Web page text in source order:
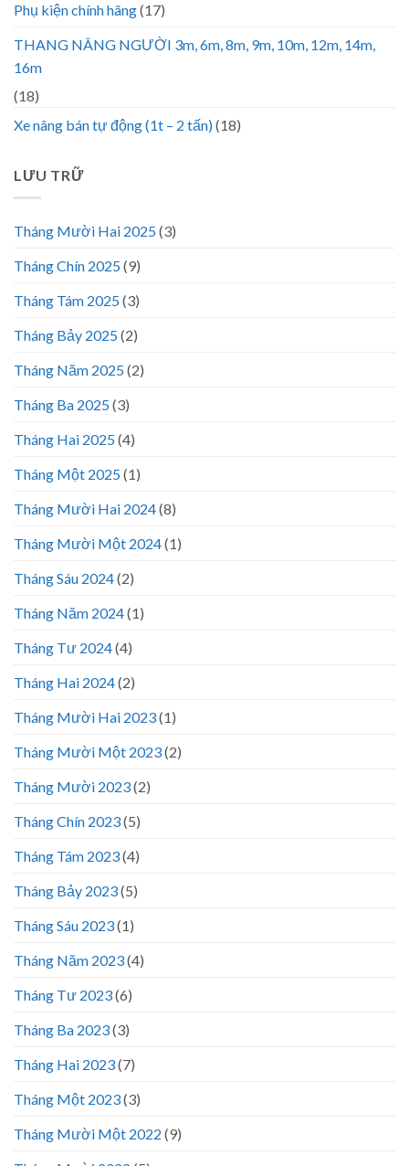
Phụ kiện chính hãng(17)
THANG NÂNG NGƯỜI 3m, 6m, 8m, 9m, 10m, 12m, 14m,
16m
(18)
Xe nâng bán tự động (1t – 2 tấn)(18)
LƯU TRỮ
Tháng Mười Hai 2025(3)
Tháng Chín 2025(9)
Tháng Tám 2025(3)
Tháng Bảy 2025(2)
Tháng Năm 2025(2)
Tháng Ba 2025(3)
Tháng Hai 2025(4)
Tháng Một 2025(1)
Tháng Mười Hai 2024(8)
Tháng Mười Một 2024(1)
Tháng Sáu 2024(2)
Tháng Năm 2024(1)
Tháng Tư 2024(4)
Tháng Hai 2024(2)
Tháng Mười Hai 2023(1)
Tháng Mười Một 2023(2)
Tháng Mười 2023(2)
Tháng Chín 2023(5)
Tháng Tám 2023(4)
Tháng Bảy 2023(5)
Tháng Sáu 2023(1)
Tháng Năm 2023(4)
Tháng Tư 2023(6)
Tháng Ba 2023(3)
Tháng Hai 2023(7)
Tháng Một 2023(3)
Tháng Mười Một 2022 (9)